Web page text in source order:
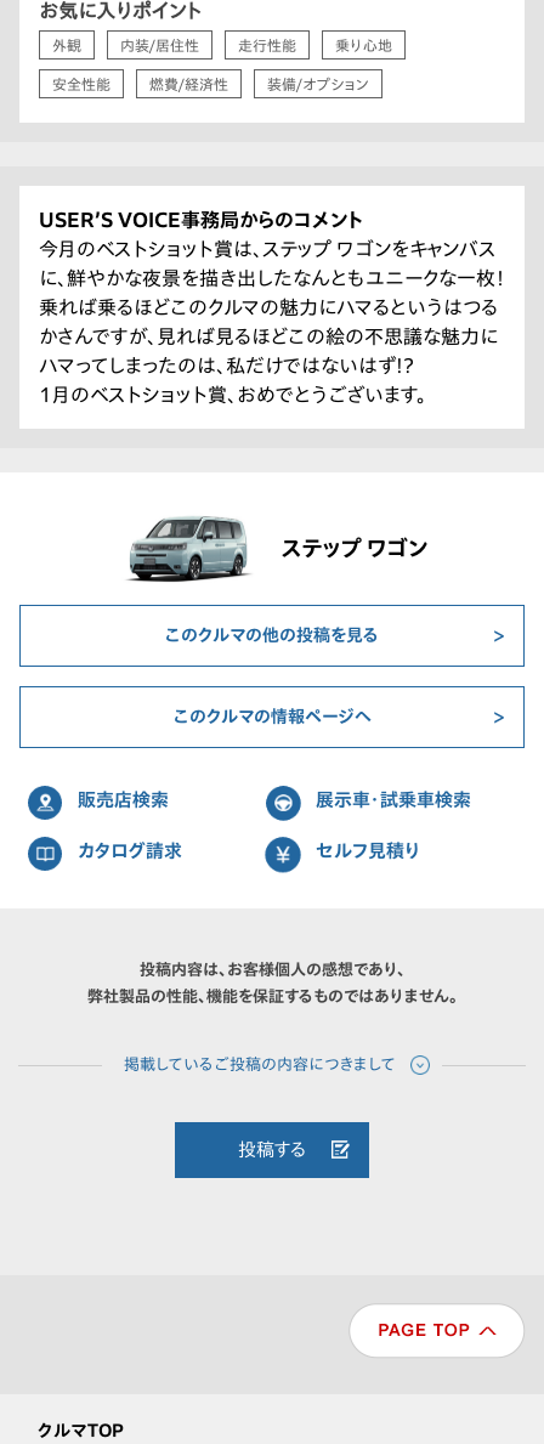
お気に入りポイント
外観 内装/居住性 走行性能 乗り心地
安全性能 燃費/経済性 装備/オプション
USER’S VOICE事務局からのコメント
今月のベストショット賞は、ステップ ワゴンをキャンバス
に、鮮やかな夜景を描き出したなんともユニークな一枚！
乗れば乗るほどこのクルマの魅力にハマるというはつる
かさんですが、見れば見るほどこの絵の不思議な魅力に
ハマってしまったのは、私だけではないはず!?
1月のベストショット賞、おめでとうございます。
ステップ ワゴン
このクルマの他の投稿を見る
このクルマの情報ページへ
販売店検索 展示車・試乗車検索
カタログ請求 セルフ見積り
投稿内容は、お客様個人の感想であり、
弊社製品の性能、機能を保証するものではありません。
投稿する
クルマTOP